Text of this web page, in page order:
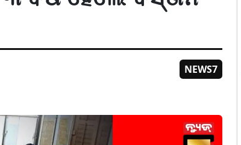
NEWS7